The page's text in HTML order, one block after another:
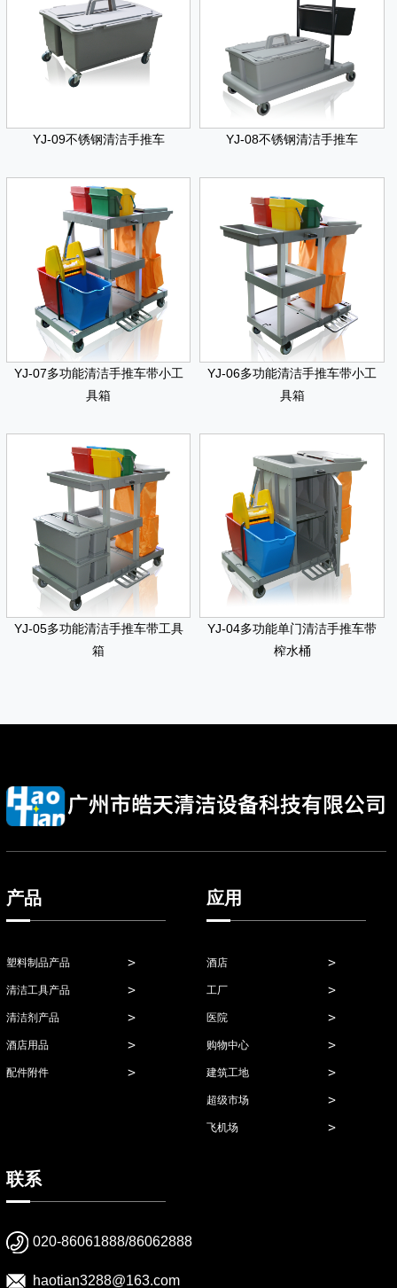
YJ-09不锈钢清洁手推车 YJ-08不锈钢清洁手推车
YJ-07多功能清洁手推车带小工
具箱
YJ-06多功能清洁手推车带小工
具箱
YJ-05多功能清洁手推车带工具
箱
YJ-04多功能单门清洁手推车带
榨水桶
产品
塑料制品产品
清洁工具产品
清洁剂产品
酒店用品
配件附件
应用
酒店
工厂
医院
购物中心
建筑工地
超级市场
飞机场
联系
020-86061888/86062888
haotian3288@163.com